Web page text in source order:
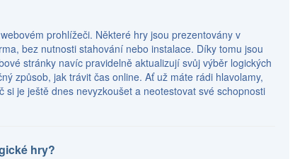
prohlížeči. Některé hry jsou prezentovány v
bez nutnosti stahování nebo instalace. Díky tomu jsou
stránky navíc pravidelně aktualizují svůj výběr logických
způsob, jak trávit čas online. Ať už máte rádi hlavolamy,
je ještě dnes nevyzkoušet a neotestovat své schopnosti
hry?